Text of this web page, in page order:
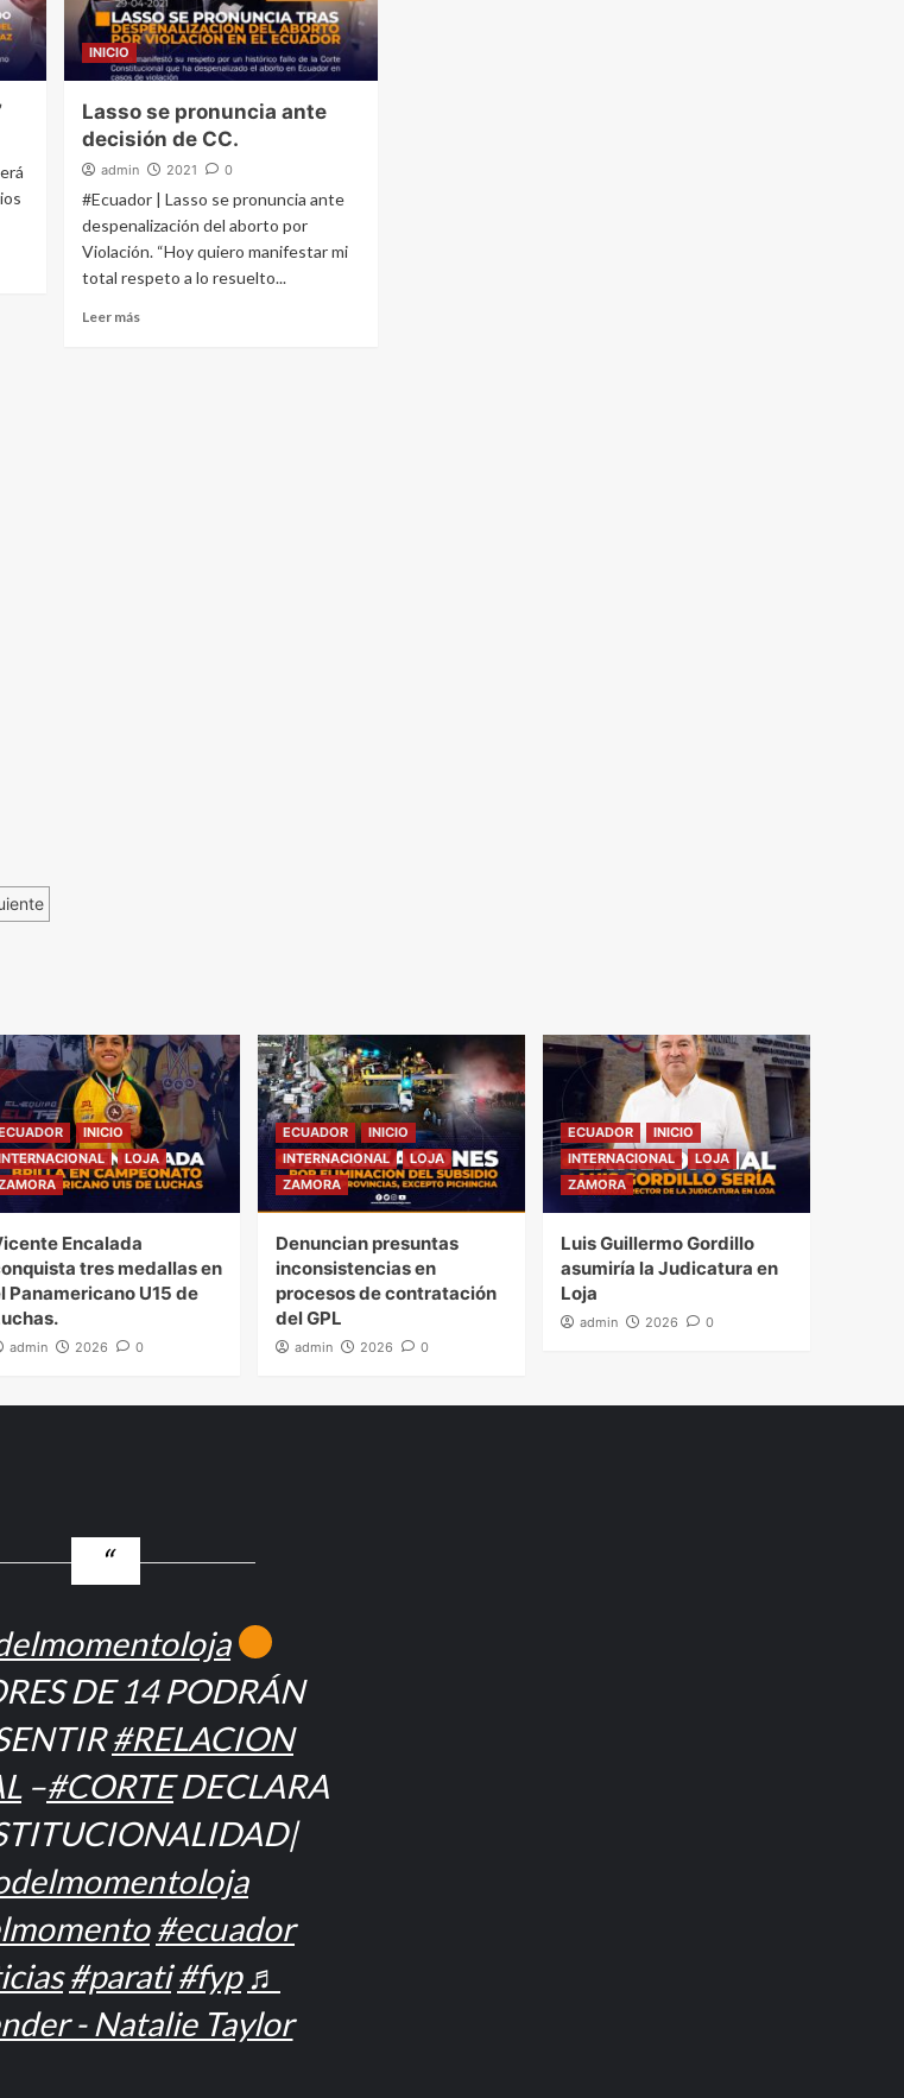
INICIO
Lasso se pronuncia ante
decisión de CC.
admin 2021 0
#Ecuador | Lasso se pronuncia ante
despenalización del aborto por
Violación. “Hoy quiero manifestar mi
total respeto a lo resuelto...
Leer más
INICIO
LOJA
Encalada
tres medallas en
Panamericano U15 de
admin 2026 0
ECUADOR
INICIO
INTERNACIONAL
LOJA
ZAMORA
Denuncian presuntas
inconsistencias en
procesos de contratación
del GPL
admin 2026 0
ECUADOR
INICIO
INTERNACIONAL
LOJA
ZAMORA
Luis Guillermo Gordillo
asumiría la Judicatura en
Loja
admin 2026 0
DE 14 PODRÁN
#RELACION
–#CORTEDECLARA
#ecuador
#parati #fyp ♬
- Natalie Taylor